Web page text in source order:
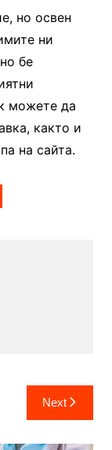
но освен
ни
бе
можете да
както и
на сайта.
Next